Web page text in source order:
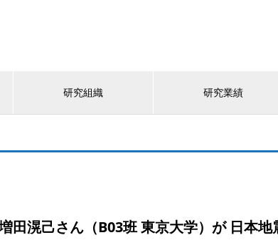
研究組織 研究業績
田滉己さん（B03班 東京大学）が 日本地